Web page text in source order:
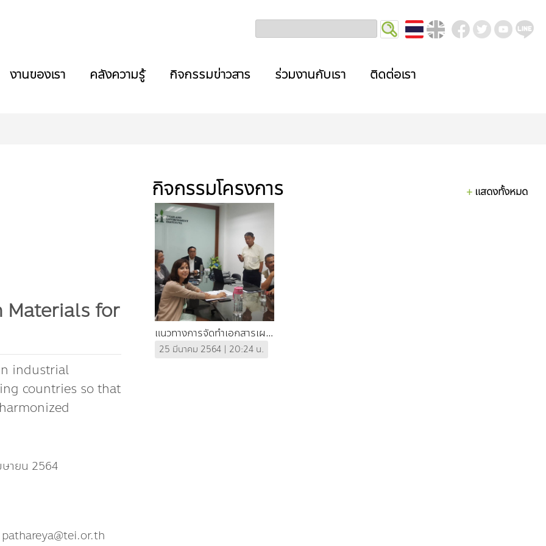
งานของเรา คลังความรู้ กิจกรรมข่าวสาร ร่วมงานกับเรา ติดต่อเรา
Materials for
industrial
countries so that
ายน 2564
กิจกรรมโครงการ แสดงทั้งหมด
แนวทางการจัดทำเอกสารเผย
แพร่ข้อมูล บทเรียนการ
25 มีนาคม 2564 | 20:24 น.